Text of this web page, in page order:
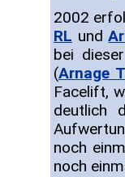
2002
RL und
bei
(Arnage T
Facelift,
deutlich
noch
noch